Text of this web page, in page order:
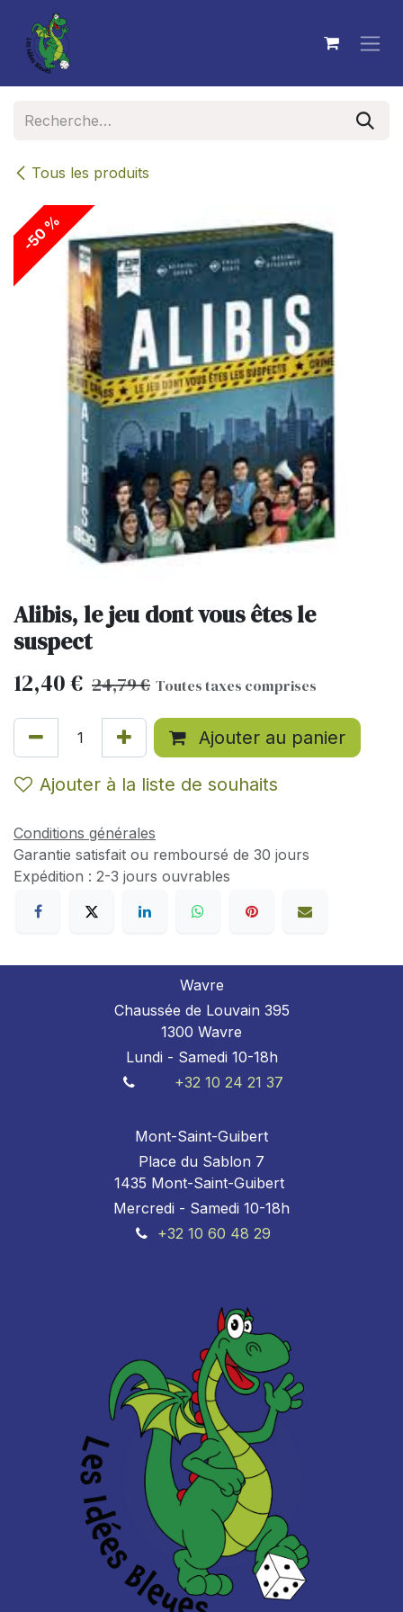
Se rendre au contenu
Tous les produits
-50 %
Alibis, le jeu dont vous êtes le
suspect
12,40€ 24,79€ Toutes taxes comprises
Ajouter au panier
Ajouter à la liste de souhaits
Conditions générales
Garantie satisfait ou remboursé de 30 jours
Expédition : 2-3 jours ouvrables
Wavre
Chaussée de Louvain 395
1300 Wavre
Lundi - Samedi 10-18h
+32 10 24 21 37
Mont-Saint-Guibert
Place du Sablon 7
1435 Mont-Saint-Guibert
Mercredi - Samedi 10-18h
+32 10 60 48 29